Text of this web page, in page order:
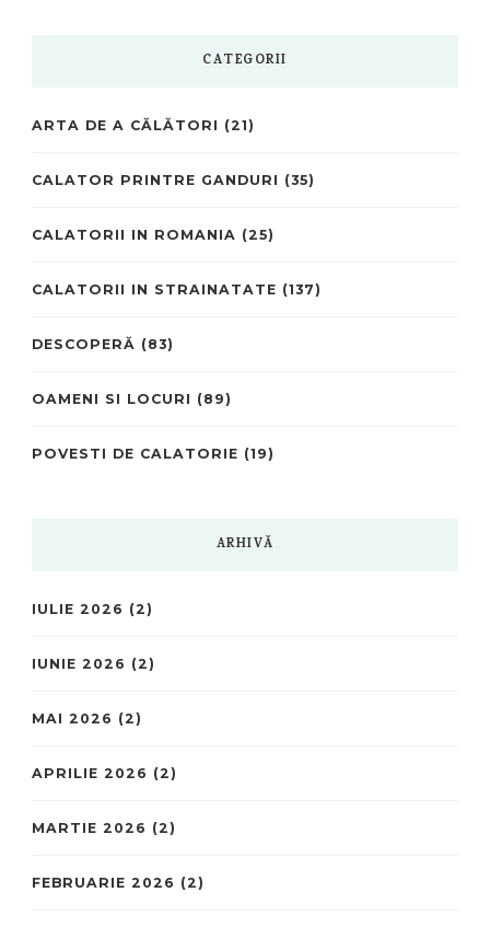
CATEGORII
ARTA DE A CĂLĂTORI (21)
CALATOR PRINTRE GANDURI (35)
CALATORII IN ROMANIA (25)
CALATORII IN STRAINATATE (137)
DESCOPERĂ (83)
OAMENI SI LOCURI (89)
POVESTI DE CALATORIE (19)
ARHIVĂ
IULIE 2026 (2)
IUNIE 2026 (2)
MAI 2026 (2)
APRILIE 2026 (2)
MARTIE 2026 (2)
FEBRUARIE 2026 (2)